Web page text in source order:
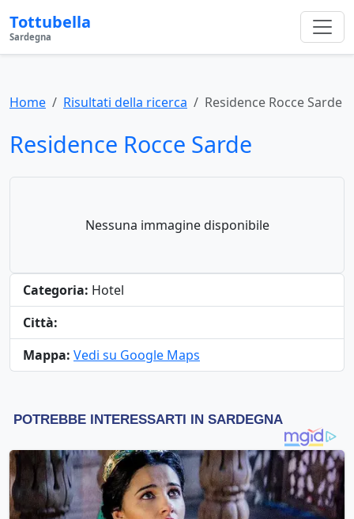
Tottubella
Sardegna
Home Risultati della ricerca Residence Rocce Sarde
Residence Rocce Sarde
Nessuna immagine disponibile
Categoria: Hotel
Città:
Mappa: Vedi su Google Maps